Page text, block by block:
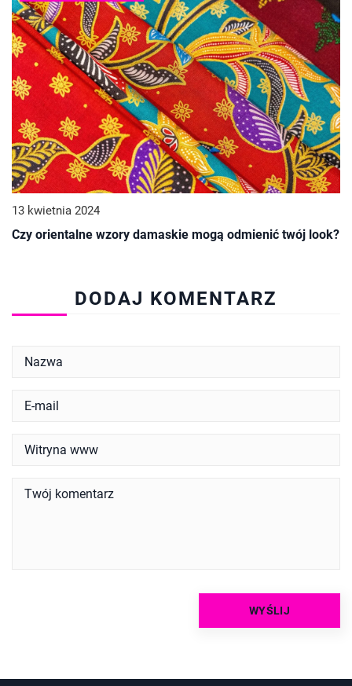
13 kwietnia 2024
Czy orientalne wzory damaskie mogą odmienić twój look?
DODAJ KOMENTARZ